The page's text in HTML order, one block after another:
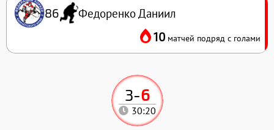
3-6
30:20
86 Федоренко Даниил
10 матчей подряд с голами